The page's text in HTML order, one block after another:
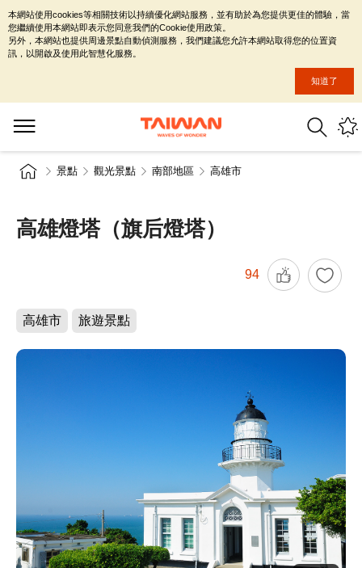
景點 觀光景點 南部地區 高雄市
高雄燈塔（旗后燈塔）
94
高雄市 旅遊景點
本網站使用cookies等相關技術以持續優化網站服務，並有助於為您提供更佳的體驗，當
您繼續使用本網站即表示您同意我們的Cookie使用政策。
另外，本網站也提供周邊景點自動偵測服務，我們建議您允許本網站取得您的位置資
訊，以開啟及使用此智慧化服務。
知道了